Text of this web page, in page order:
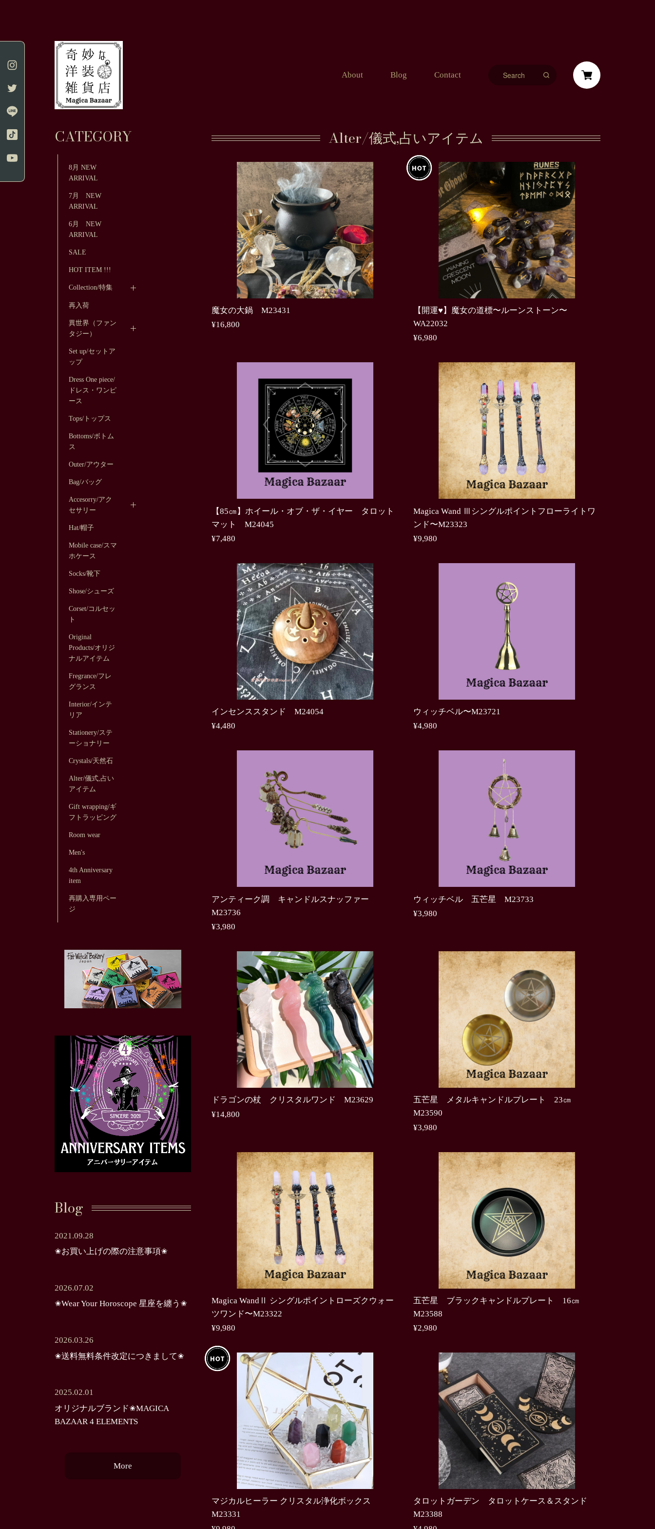
About Blog Contact
Alter/儀式,占いアイテム
魔女の大鍋 M23431
¥16,800
【開運♥】魔女の道標〜ルーンストーン〜
WA22032
¥6,980
【85㎝】ホイール・オブ・ザ・イヤー タロット
マット M24045
¥7,480
Magica Wand Ⅲシングルポイントフローライトワ
ンド〜M23323
¥9,980
インセンススタンド M24054
¥4,480
ウィッチベル〜M23721
¥4,980
アンティーク調 キャンドルスナッファー
M23736
¥3,980
ウィッチベル 五芒星 M23733
¥3,980
ドラゴンの杖 クリスタルワンド M23629
¥14,800
五芒星 メタルキャンドルプレート 23㎝
M23590
¥3,980
Magica WandⅡ シングルポイントローズクウォー
ツワンド〜M23322
¥9,980
五芒星 ブラックキャンドルプレート 16㎝
M23588
¥2,980
マジカルヒーラー クリスタル浄化ボックス
M23331
タロットガーデン タロットケース＆スタンド
M23388
CATEGORY
8月 NEW
ARRIVAL
7月 NEW
ARRIVAL
6月 NEW
ARRIVAL
SALE
HOT ITEM !!!
Collection/特集
再入荷
異世界（ファン
タジー）
Set up/セットア
ップ
Dress One piece/
ドレス・ワンピ
ース
Tops/トップス
Bottoms/ボトム
ス
Outer/アウター
Bag/バッグ
Accesorry/アク
セサリー
Hat/帽子
Mobile case/スマ
ホケース
Socks/靴下
Shose/シューズ
Corset/コルセッ
ト
Original
Products/オリジ
ナルアイテム
Fregrance/フレ
グランス
Interior/インテ
リア
Stationery/ステ
ーショナリー
Crystals/天然石
Alter/儀式,占い
アイテム
Gift wrapping/ギ
フトラッピング
Room wear
Men's
4th Anniversary
item
再購入専用ペー
ジ
Blog
2021.09.28
✬お買い上げの際の注意事項✬
2026.07.02
✬Wear Your Horoscope 星座を纏う✬
2026.03.26
✬送料無料条件改定につきまして✬
2025.02.01
オリジナルブランド✬MAGICA
BAZAAR 4 ELEMENTS
More